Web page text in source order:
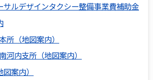
サルデザインタクシー整備事業費補助金
所（地図案内）
河内支所（地図案内）
案内）